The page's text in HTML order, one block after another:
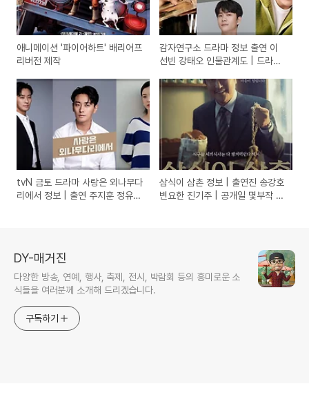
애니메이션 '파이어하트' 배리어프
리버전 제작
감자연구소 드라마 정보 출연 이
선빈 강태오 인물관계도 | 드라마
tvN 금토 드라마 사랑은 외나무다
리에서 정보 | 출연 주지훈 정유미
삼식이 삼촌 정보 | 출연진 송강호
변요한 진기주 | 공개일 몇부작 회
DY-매거진
다양한 방송, 연예, 행사, 축제, 전시, 박람회 등의 흥미로운 소
식들을 여러분께 소개해 드리겠습니다.
구독하기